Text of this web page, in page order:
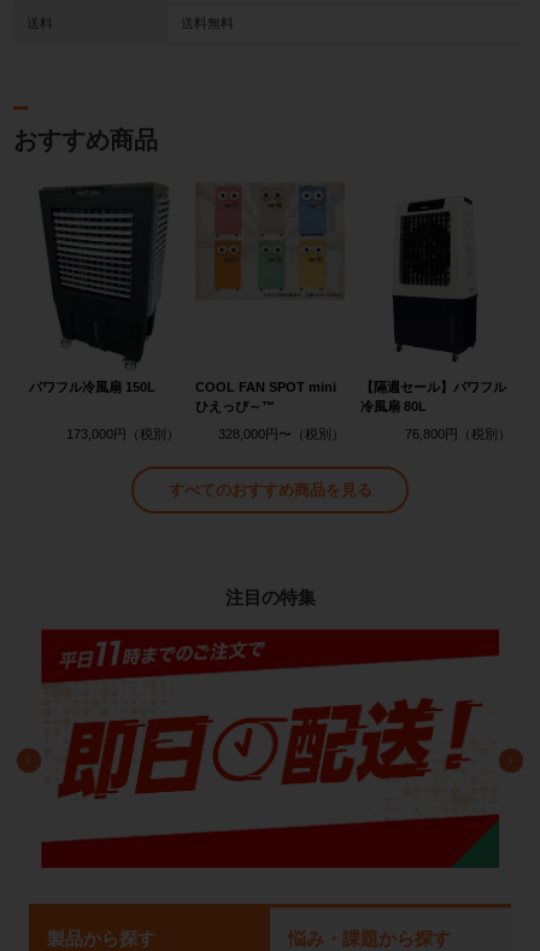
送料 送料無料
おすすめ商品
パワフル冷風扇 150L
173,000円
COOL FAN SPOT mini
ひえっぴ～™
328,000円〜
【隔週セール】パワフル
冷風扇 80L
76,800円
すべてのおすすめ商品を見る
注目の特集
製品から探す 悩み・課題から探す